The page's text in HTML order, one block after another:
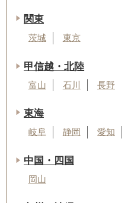
関東
茨城 東京
甲信越・北陸
富山 石川 長野
東海
岐阜 静岡 愛知
中国・四国
岡山